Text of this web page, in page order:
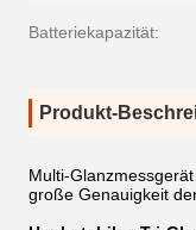
Batteriekapazität:
Produkt-
Multi-
große Genauigkeit